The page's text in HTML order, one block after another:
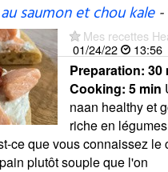
saumon et chou kale-
Mes recettes
01/24/22
13:56
Preparation: 30
Cooking: 5 min
naan healthy et
riche en
ce que vous connaissez le
plutôt souple que l'on